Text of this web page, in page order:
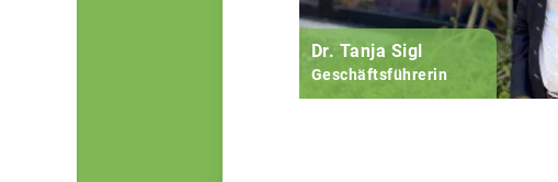
Dr. Tanja Sigl
Geschäftsführerin